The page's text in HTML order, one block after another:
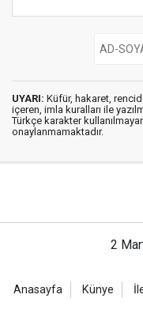
UYARI: Küfür, hakaret,
içeren, imla kuralları ile
Türkçe karakter
onaylanmamaktadır.
2
Anasayfa Künye